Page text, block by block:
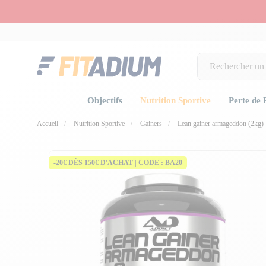
Objectifs Nutrition Sportive Perte de
Accueil Nutrition Sportive Gainers Lean gainer armageddon (2kg)
-20€ DÈS 150€ D'ACHAT | CODE : BA20